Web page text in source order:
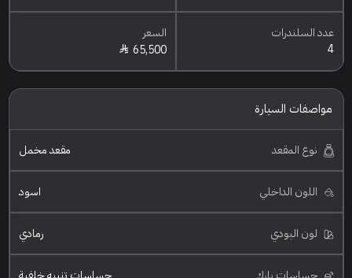
عدد السلندرات
4
السعر
65,500
مواصفات السيارة
نوع المقعد مقعد مخمل
اللون الداخلي اسود
لون البودي رمادي